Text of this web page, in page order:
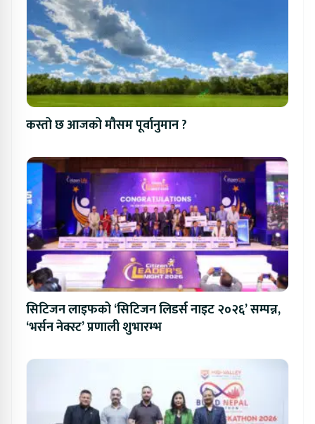
कस्तो छ आजको मौसम पूर्वानुमान ?
सिटिजन लाइफको ‘सिटिजन लिडर्स नाइट २०२६’ सम्पन्न,
‘भर्सन नेक्स्ट’ प्रणाली शुभारम्भ